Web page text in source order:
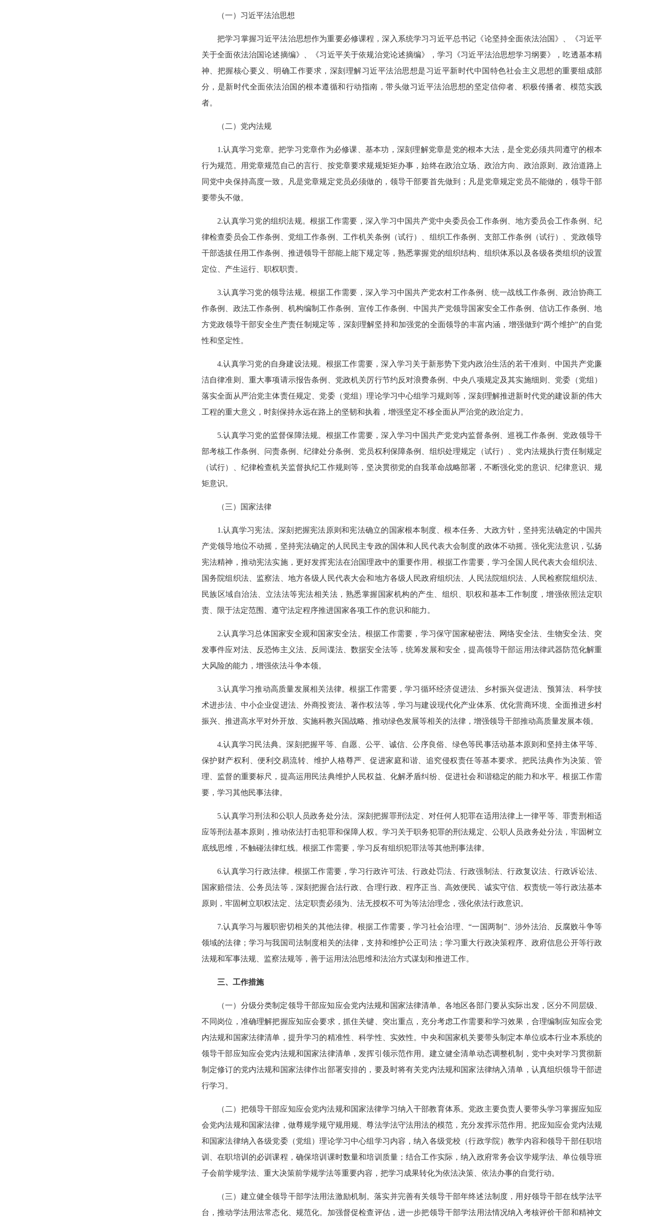
（一）习近平法治思想
把学习掌握习近平法治思想作为重要必修课程，深入系统学习习近平总书记《论坚持全面依法治国》、《习近平
关于全面依法治国论述摘编》、《习近平关于依规治党论述摘编》，学习《习近平法治思想学习纲要》，吃透基本精
神、把握核心要义、明确工作要求，深刻理解习近平法治思想是习近平新时代中国特色社会主义思想的重要组成部
分，是新时代全面依法治国的根本遵循和行动指南，带头做习近平法治思想的坚定信仰者、积极传播者、模范实践
者。
（二）党内法规
1.认真学习党章。把学习党章作为必修课、基本功，深刻理解党章是党的根本大法，是全党必须共同遵守的根本
行为规范。用党章规范自己的言行、按党章要求规规矩矩办事，始终在政治立场、政治方向、政治原则、政治道路上
同党中央保持高度一致。凡是党章规定党员必须做的，领导干部要首先做到；凡是党章规定党员不能做的，领导干部
要带头不做。
2.认真学习党的组织法规。根据工作需要，深入学习中国共产党中央委员会工作条例、地方委员会工作条例、纪
律检查委员会工作条例、党组工作条例、工作机关条例（试行）、组织工作条例、支部工作条例（试行）、党政领导
干部选拔任用工作条例、推进领导干部能上能下规定等，熟悉掌握党的组织结构、组织体系以及各级各类组织的设置
定位、产生运行、职权职责。
3.认真学习党的领导法规。根据工作需要，深入学习中国共产党农村工作条例、统一战线工作条例、政治协商工
作条例、政法工作条例、机构编制工作条例、宣传工作条例、中国共产党领导国家安全工作条例、信访工作条例、地
方党政领导干部安全生产责任制规定等，深刻理解坚持和加强党的全面领导的丰富内涵，增强做到“两个维护”的自觉
性和坚定性。
4.认真学习党的自身建设法规。根据工作需要，深入学习关于新形势下党内政治生活的若干准则、中国共产党廉
洁自律准则、重大事项请示报告条例、党政机关厉行节约反对浪费条例、中央八项规定及其实施细则、党委（党组）
落实全面从严治党主体责任规定、党委（党组）理论学习中心组学习规则等，深刻理解推进新时代党的建设新的伟大
工程的重大意义，时刻保持永远在路上的坚韧和执着，增强坚定不移全面从严治党的政治定力。
5.认真学习党的监督保障法规。根据工作需要，深入学习中国共产党党内监督条例、巡视工作条例、党政领导干
部考核工作条例、问责条例、纪律处分条例、党员权利保障条例、组织处理规定（试行）、党内法规执行责任制规定
（试行）、纪律检查机关监督执纪工作规则等，坚决贯彻党的自我革命战略部署，不断强化党的意识、纪律意识、规
矩意识。
（三）国家法律
1.认真学习宪法。深刻把握宪法原则和宪法确立的国家根本制度、根本任务、大政方针，坚持宪法确定的中国共
产党领导地位不动摇，坚持宪法确定的人民民主专政的国体和人民代表大会制度的政体不动摇。强化宪法意识，弘扬
宪法精神，推动宪法实施，更好发挥宪法在治国理政中的重要作用。根据工作需要，学习全国人民代表大会组织法、
国务院组织法、监察法、地方各级人民代表大会和地方各级人民政府组织法、人民法院组织法、人民检察院组织法、
民族区域自治法、立法法等宪法相关法，熟悉掌握国家机构的产生、组织、职权和基本工作制度，增强依照法定职
责、限于法定范围、遵守法定程序推进国家各项工作的意识和能力。
2.认真学习总体国家安全观和国家安全法。根据工作需要，学习保守国家秘密法、网络安全法、生物安全法、突
发事件应对法、反恐怖主义法、反间谍法、数据安全法等，统筹发展和安全，提高领导干部运用法律武器防范化解重
大风险的能力，增强依法斗争本领。
3.认真学习推动高质量发展相关法律。根据工作需要，学习循环经济促进法、乡村振兴促进法、预算法、科学技
术进步法、中小企业促进法、外商投资法、著作权法等，学习与建设现代化产业体系、优化营商环境、全面推进乡村
振兴、推进高水平对外开放、实施科教兴国战略、推动绿色发展等相关的法律，增强领导干部推动高质量发展本领。
4.认真学习民法典。深刻把握平等、自愿、公平、诚信、公序良俗、绿色等民事活动基本原则和坚持主体平等、
保护财产权利、便利交易流转、维护人格尊严、促进家庭和谐、追究侵权责任等基本要求。把民法典作为决策、管
理、监督的重要标尺，提高运用民法典维护人民权益、化解矛盾纠纷、促进社会和谐稳定的能力和水平。根据工作需
要，学习其他民事法律。
5.认真学习刑法和公职人员政务处分法。深刻把握罪刑法定、对任何人犯罪在适用法律上一律平等、罪责刑相适
应等刑法基本原则，推动依法打击犯罪和保障人权。学习关于职务犯罪的刑法规定、公职人员政务处分法，牢固树立
底线思维，不触碰法律红线。根据工作需要，学习反有组织犯罪法等其他刑事法律。
6.认真学习行政法律。根据工作需要，学习行政许可法、行政处罚法、行政强制法、行政复议法、行政诉讼法、
国家赔偿法、公务员法等，深刻把握合法行政、合理行政、程序正当、高效便民、诚实守信、权责统一等行政法基本
原则，牢固树立职权法定、法定职责必须为、法无授权不可为等法治理念，强化依法行政意识。
7.认真学习与履职密切相关的其他法律。根据工作需要，学习社会治理、“一国两制”、涉外法治、反腐败斗争等
领域的法律；学习与我国司法制度相关的法律，支持和维护公正司法；学习重大行政决策程序、政府信息公开等行政
法规和军事法规、监察法规等，善于运用法治思维和法治方式谋划和推进工作。
三、工作措施
（一）分级分类制定领导干部应知应会党内法规和国家法律清单。各地区各部门要从实际出发，区分不同层级、
不同岗位，准确理解把握应知应会要求，抓住关键、突出重点，充分考虑工作需要和学习效果，合理编制应知应会党
内法规和国家法律清单，提升学习的精准性、科学性、实效性。中央和国家机关要带头制定本单位或本行业本系统的
领导干部应知应会党内法规和国家法律清单，发挥引领示范作用。建立健全清单动态调整机制，党中央对学习贯彻新
制定修订的党内法规和国家法律作出部署安排的，要及时将有关党内法规和国家法律纳入清单，认真组织领导干部进
行学习。
（二）把领导干部应知应会党内法规和国家法律学习纳入干部教育体系。党政主要负责人要带头学习掌握应知应
会党内法规和国家法律，做尊规学规守规用规、尊法学法守法用法的模范，充分发挥示范作用。把应知应会党内法规
和国家法律纳入各级党委（党组）理论学习中心组学习内容，纳入各级党校（行政学院）教学内容和领导干部任职培
训、在职培训的必训课程，确保培训课时数量和培训质量；结合工作实际，纳入政府常务会议学规学法、单位领导班
子会前学规学法、重大决策前学规学法等重要内容，把学习成果转化为依法决策、依法办事的自觉行动。
（三）建立健全领导干部学法用法激励机制。落实并完善有关领导干部年终述法制度，用好领导干部在线学法平
台，推动学法用法常态化、规范化。加强督促检查评估，进一步把领导干部学法用法情况纳入考核评价干部和精神文